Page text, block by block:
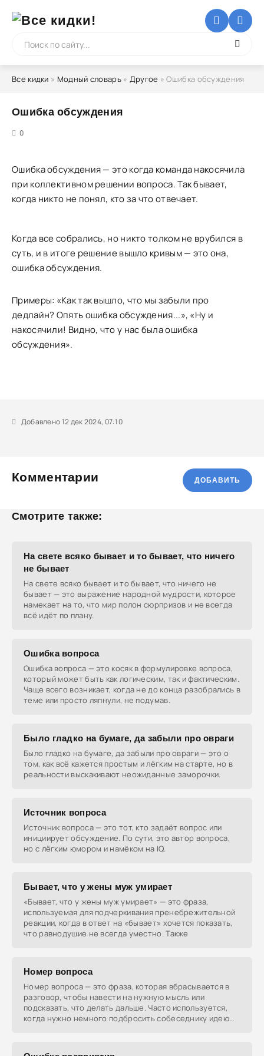
Все кидки » Модный словарь» Другое » Ошибка обсуждения
Ошибка обсуждения
0
Ошибка обсуждения — это когда команда накосячила
при коллективном решении вопроса. Так бывает,
когда никто не понял, кто за что отвечает.
Когда все собрались, но никто толком не врубился в
суть, и в итоге решение вышло кривым — это она,
ошибка обсуждения.
Примеры: «Как так вышло, что мы забыли про
дедлайн? Опять ошибка обсуждения...», «Ну и
накосячили! Видно, что у нас была ошибка
обсуждения».
Добавлено 12 дек 2024, 07:10
Комментарии ДОБАВИТЬ
Смотрите также:
На свете всяко бывает и то бывает, что ничего
не бывает
На свете всяко бывает и то бывает, что ничего не
бывает — это выражение народной мудрости, которое
намекает на то, что мир полон сюрпризов и не всегда
всё идёт по плану.
Ошибка вопроса
Ошибка вопроса — это косяк в формулировке вопроса,
который может быть как логическим, так и фактическим.
Чаще всего возникает, когда не до конца разобрались в
теме или просто ляпнули, не подумав.
Было гладко на бумаге, да забыли про овраги
Было гладко на бумаге, да забыли про овраги — это о
том, как всё кажется простым и лёгким на старте, но в
реальности выскакивают неожиданные заморочки.
Источник вопроса
Источник вопроса — это тот, кто задаёт вопрос или
инициирует обсуждение. По сути, это автор вопроса,
но с лёгким юмором и намёком на IQ.
Бывает, что у жены муж умирает
«Бывает, что у жены муж умирает» — это фраза,
используемая для подчеркивания пренебрежительной
реакции, когда в ответ на «бывает» хочется показать,
что равнодушие не всегда уместно. Также
Номер вопроса
Номер вопроса — это фраза, которая вбрасывается в
разговор, чтобы навести на нужную мысль или
подсказать, что делать дальше. Часто используется,
когда нужно немного подбросить собеседнику идею